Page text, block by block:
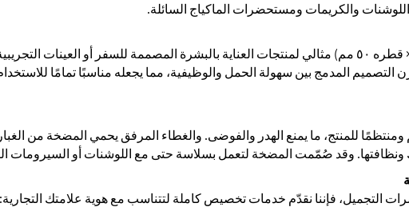
والكريمات ومستحضرات الماكياج السائلة.
الحجم القياسي البالغ ٥٠ مل (ارتفاعه ٨٠,٢ مم × قطره ٥٠ مم) مثالي لمنتجات العناية بالبشرة المصممة للسفر أو العينات
التصميم المدمج بين سهولة الحمل والوظيفية، مما يجعله مناسبًا تمامًا
للمنتج، ما يمنع الهدر والفوضى. والغطاء المرفق يحمي المضخة من
ونظافتها. وقد صُمّمت المضخة لتعمل بسلاسة حتى مع اللوشنات أو السيرومات
التجميل، فإننا نقدّم خدمات تخصيص كاملة لتتناسب مع هوية علامتك التجارية: